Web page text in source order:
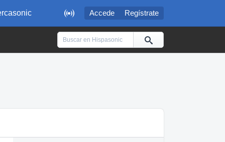
 Accede Regístrate